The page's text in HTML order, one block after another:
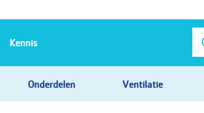
Onderdelen Ventilatie
Kennis